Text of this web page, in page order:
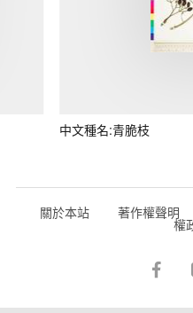
中文種名:青脆枝
關於本站 著作權聲明
權